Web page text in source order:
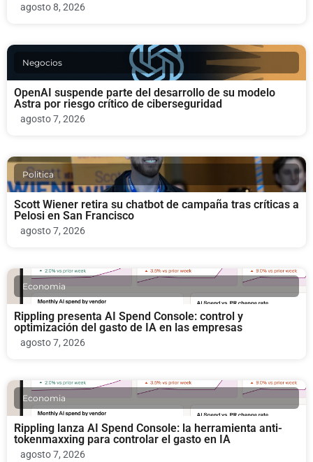
agosto 8, 2026
Negocios
OpenAI suspende parte del desarrollo de su modelo
Astra por riesgo crítico de ciberseguridad
agosto 7, 2026
Politica
Scott Wiener retira su chatbot de campaña tras críticas a
Pelosi en San Francisco
agosto 7, 2026
Economia
Rippling presenta AI Spend Console: control y
optimización del gasto de IA en las empresas
agosto 7, 2026
Economia
Rippling lanza AI Spend Console: la herramienta anti-
tokenmaxxing para controlar el gasto en IA
agosto 7, 2026